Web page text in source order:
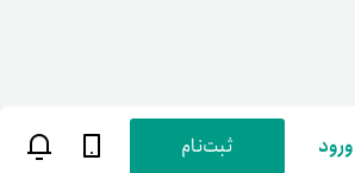
ورود ثبت‌نام